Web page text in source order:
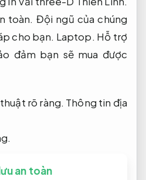
toàn. Đội ngũ của chúng
cho bạn. Laptop. Hỗ trợ
đảm bạn sẽ mua được
rõ ràng. Thông tin địa
an toàn